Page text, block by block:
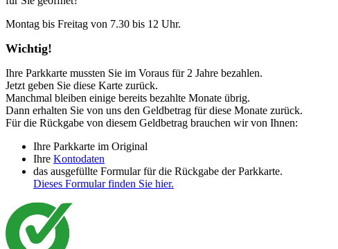
Montag bis Freitag von 7.30 bis 12 Uhr.
Wichtig!
Ihre Parkkarte mussten Sie im Voraus für 2 Jahre bezahlen.
Jetzt geben Sie diese Karte zurück.
Manchmal bleiben einige bereits bezahlte Monate übrig.
Dann erhalten Sie von uns den Geldbetrag für diese Monate zurück.
Für die Rückgabe von diesem Geldbetrag brauchen wir von Ihnen:
Ihre Parkkarte im Original
Ihre Kontodaten
das ausgefüllte Formular für die Rückgabe der Parkkarte.
Dieses Formular finden Sie hier.